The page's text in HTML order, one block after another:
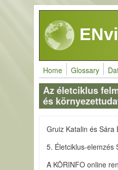
Skip to main content
Home Glossary
Az életciklus
és
Gruiz Katalin és Sára
5. Életciklus-elemzés
A KÖRINFO online